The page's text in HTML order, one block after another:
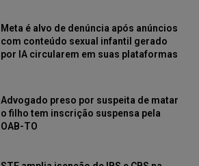
Meta é alvo de denúncia após anúncios
com conteúdo sexual infantil gerado
por IA circularem em suas plataformas
Advogado preso por suspeita de matar
o filho tem inscrição suspensa pela
OAB-TO